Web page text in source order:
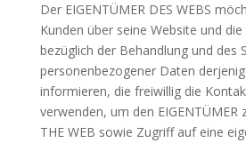
Der EIGENTÜMER DES WEBS
Kunden über seine Website und die
bezüglich der Behandlung und des
personenbezogener Daten
informieren, die freiwillig die
verwenden, um den EIGENTÜMER
THE WEB sowie Zugriff auf eine